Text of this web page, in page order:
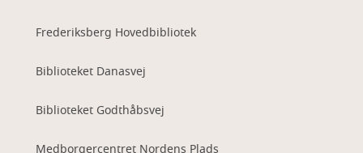
Frederiksberg Hovedbibliotek
Biblioteket Danasvej
Biblioteket Godthåbsvej
Medborgercentret Nordens Plads